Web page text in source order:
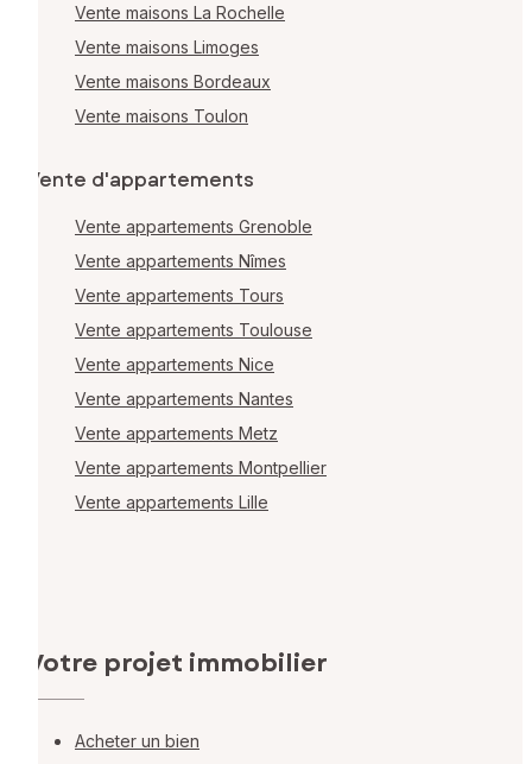
Vente maisons La Rochelle
Vente maisons Limoges
Vente maisons Bordeaux
Vente maisons Toulon
Vente d'appartements
Vente appartements Grenoble
Vente appartements Nîmes
Vente appartements Tours
Vente appartements Toulouse
Vente appartements Nice
Vente appartements Nantes
Vente appartements Metz
Vente appartements Montpellier
Vente appartements Lille
Votre projet immobilier
Acheter un bien